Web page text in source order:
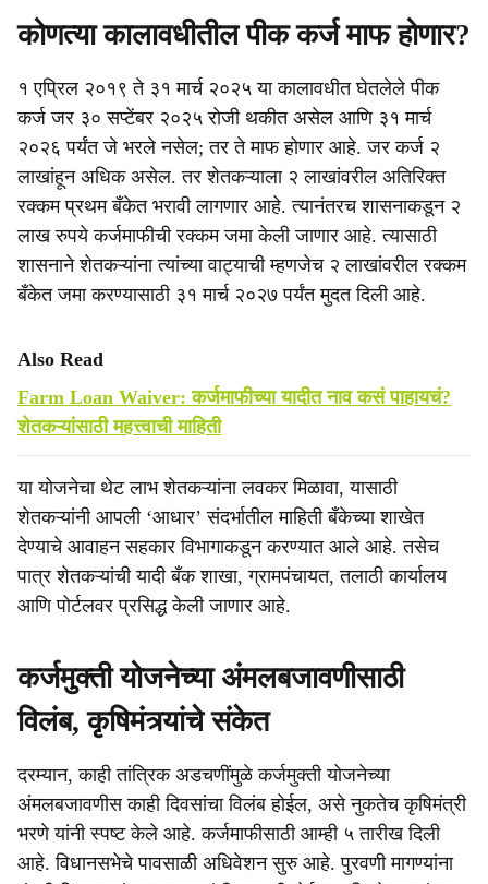
कोणत्या कालावधीतील पीक कर्ज माफ होणार?
१ एप्रिल २०१९ ते ३१ मार्च २०२५ या कालावधीत घेतलेले पीक
कर्ज जर ३० सप्टेंबर २०२५ रोजी थकीत असेल आणि ३१ मार्च
२०२६ पर्यंत जे भरले नसेल; तर ते माफ होणार आहे. जर कर्ज २
लाखांहून अधिक असेल. तर शेतकऱ्याला २ लाखांवरील अतिरिक्त
रक्कम प्रथम बँकेत भरावी लागणार आहे. त्यानंतरच शासनाकडून २
लाख रुपये कर्जमाफीची रक्कम जमा केली जाणार आहे. त्यासाठी
शासनाने शेतकऱ्यांना त्यांच्या वाट्याची म्हणजेच २ लाखांवरील रक्कम
बँकेत जमा करण्यासाठी ३१ मार्च २०२७ पर्यंत मुदत दिली आहे.
Also Read
Farm Loan Waiver: कर्जमाफीच्या यादीत नाव कसं पाहायचं?
शेतकऱ्यांसाठी महत्त्वाची माहिती
या योजनेचा थेट लाभ शेतकऱ्यांना लवकर मिळावा, यासाठी
शेतकऱ्यांनी आपली ‘आधार’ संदर्भातील माहिती बँकेच्या शाखेत
देण्याचे आवाहन सहकार विभागाकडून करण्यात आले आहे. तसेच
पात्र शेतकऱ्यांची यादी बँक शाखा, ग्रामपंचायत, तलाठी कार्यालय
आणि पोर्टलवर प्रसिद्ध केली जाणार आहे.
कर्जमुक्ती योजनेच्या अंमलबजावणीसाठी
विलंब, कृषिमंत्र्यांचे संकेत
दरम्यान, काही तांत्रिक अडचणींमुळे कर्जमुक्ती योजनेच्या
अंमलबजावणीस काही दिवसांचा विलंब होईल, असे नुकतेच कृषिमंत्री
भरणे यांनी स्पष्ट केले आहे. कर्जमाफीसाठी आम्ही ५ तारीख दिली
आहे. विधानसभेचे पावसाळी अधिवेशन सुरु आहे. पुरवणी मागण्यांना